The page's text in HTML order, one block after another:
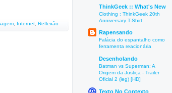
Internet Reflexão
ThinkGeek :: What's New
Clothing : ThinkGeek 20th
Anniversary T-Shirt
Rapensando
Falácia do espantalho como
ferramenta reacionária
Desenholando
Batman vs Superman: A
Origem da Justiça - Trailer
Oficial 2 (leg) [HD]
Texto No Contexto